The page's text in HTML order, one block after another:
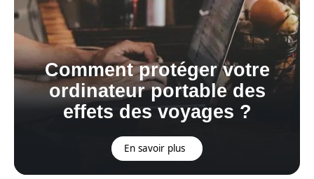
Comment protéger votre
ordinateur portable des
effets des voyages ?
En savoir plus